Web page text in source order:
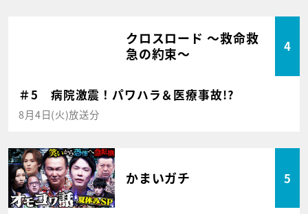
クロスロード ～救命救
急の約束～
4
＃5 病院激震！パワハラ＆医療事故!?
8月4日(火)放送分
かまいガチ 5